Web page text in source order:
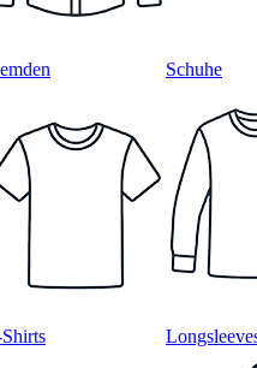
Schuhe